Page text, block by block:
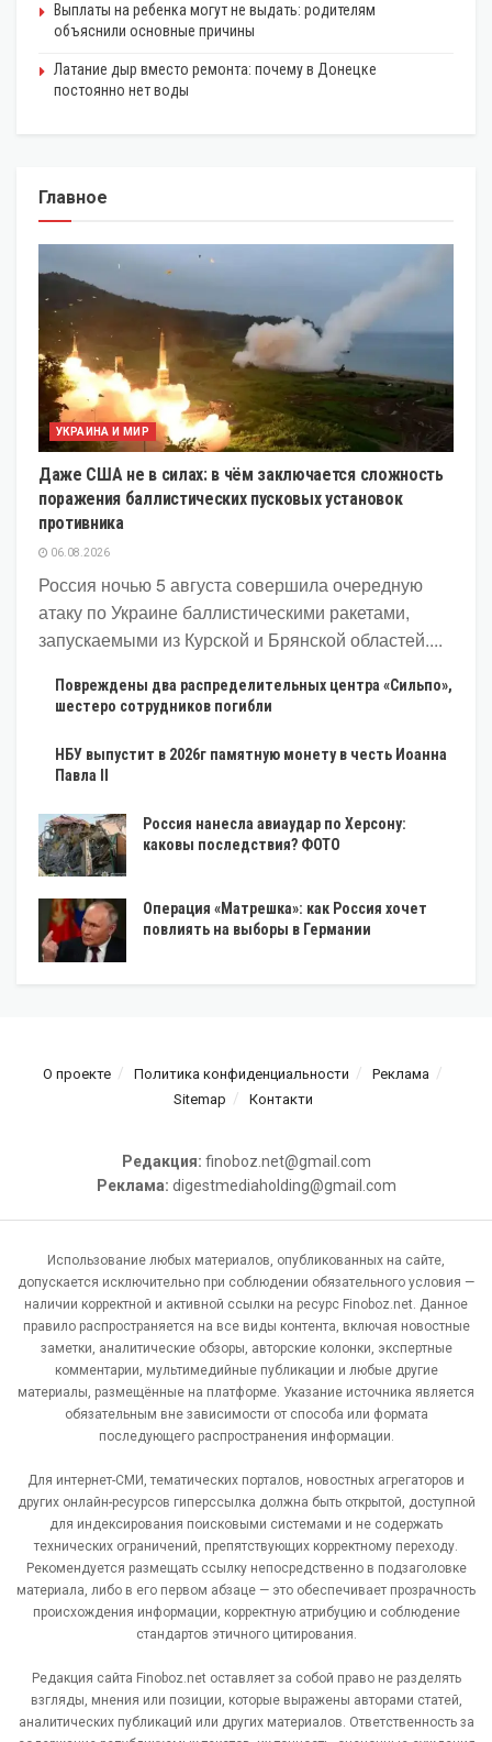
Выплаты на ребенка могут не выдать: родителям
объяснили основные причины
Латание дыр вместо ремонта: почему в Донецке
постоянно нет воды
Главное
УКРАИНА И МИР
Даже США не в силах: в чём заключается сложность
поражения баллистических пусковых установок
противника
06.08.2026
Россия ночью 5 августа совершила очередную
атаку по Украине баллистическими ракетами,
запускаемыми из Курской и Брянской областей....
Повреждены два распределительных центра «Сильпо»,
шестеро сотрудников погибли
НБУ выпустит в 2026г памятную монету в честь Иоанна
Павла II
Россия нанесла авиаудар по Херсону:
каковы последствия? ФОТО
Операция «Матрешка»: как Россия хочет
повлиять на выборы в Германии
О проекте Политика конфиденциальности
Реклама
Sitemap
Контакти
Редакция: finoboz.net@gmail.com
Реклама: digestmediaholding@gmail.com
Использование любых материалов, опубликованных на сайте,
допускается исключительно при соблюдении обязательного условия —
наличии корректной и активной ссылки на ресурс Finoboz.net. Данное
правило распространяется на все виды контента, включая новостные
заметки, аналитические обзоры, авторские колонки, экспертные
комментарии, мультимедийные публикации и любые другие
материалы, размещённые на платформе. Указание источника является
обязательным вне зависимости от способа или формата
последующего распространения информации.
Для интернет-СМИ, тематических порталов, новостных агрегаторов и
других онлайн-ресурсов гиперссылка должна быть открытой, доступной
для индексирования поисковыми системами и не содержать
технических ограничений, препятствующих корректному переходу.
Рекомендуется размещать ссылку непосредственно в подзаголовке
материала, либо в его первом абзаце — это обеспечивает прозрачность
происхождения информации, корректную атрибуцию и соблюдение
стандартов этичного цитирования.
Редакция сайта Finoboz.net оставляет за собой право не разделять
взгляды, мнения или позиции, которые выражены авторами статей,
аналитических публикаций или других материалов. Ответственность за